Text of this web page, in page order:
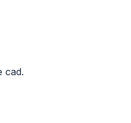
cad.